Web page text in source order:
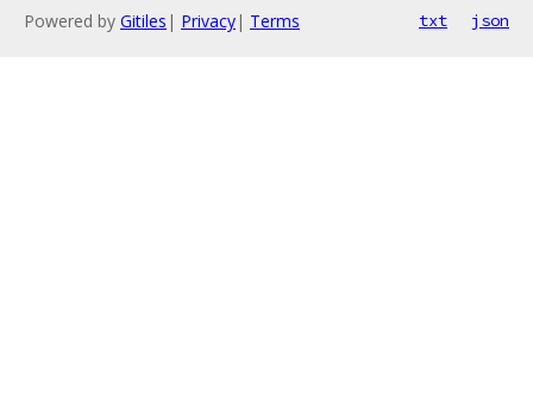
Powered by Gitiles | Privacy| Terms txt json